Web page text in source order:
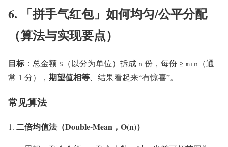
6. 「拼手气红包」如何均匀/公平分配
（算法与实现要点）
目标 ：总金额 S （以分为单位）拆成 n 份，每份 ≥ min
（通
常 1 分）， 期望值相等 、结果看起来“有惊喜”。
常见算法
二倍均值法（Double-Mean，O(n)）